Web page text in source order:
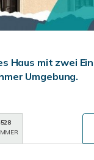
Haus mit zwei
Umgebung.